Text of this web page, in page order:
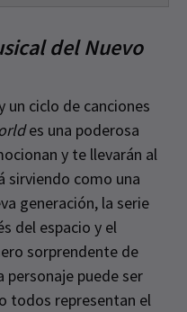
del Nuevo
un ciclo de canciones
es una poderosa
y te llevarán al
sirviendo como una
generación, la serie
del espacio y el
sorprendente de
personaje puede ser
todos representan el